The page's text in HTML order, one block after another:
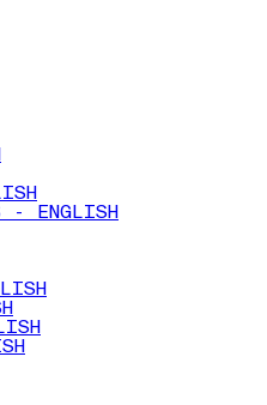
- ENGLISH